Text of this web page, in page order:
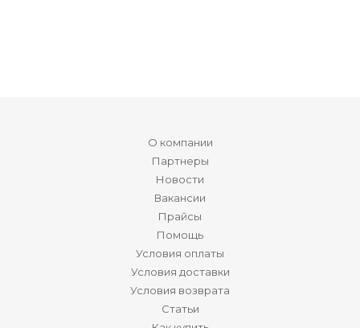
О компании
Партнеры
Новости
Вакансии
Прайсы
Помощь
Условия оплаты
Условия доставки
Условия возврата
Статьи